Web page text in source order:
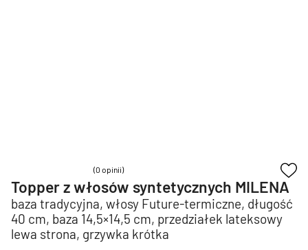
(0 opinii)
Topper z włosów syntetycznych MILENA
baza tradycyjna, włosy Future-termiczne, długość
40 cm, baza 14,5×14,5 cm, przedziałek lateksowy
lewa strona, grzywka krótka